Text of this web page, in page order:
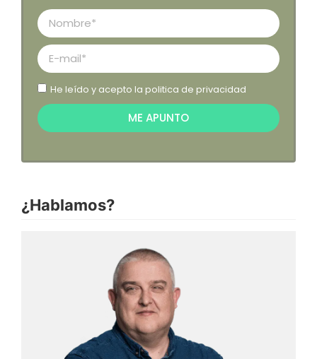
He leído y acepto la politica de privacidad
ME APUNTO
¿Hablamos?